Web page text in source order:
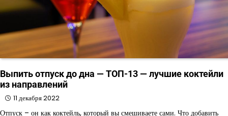
Выпить отпуск до дна — ТОП-13 — лучшие коктейли
из направлений
11 декабря 2022
Отпуск – он как коктейль, который вы смешиваете сами. Что добавить